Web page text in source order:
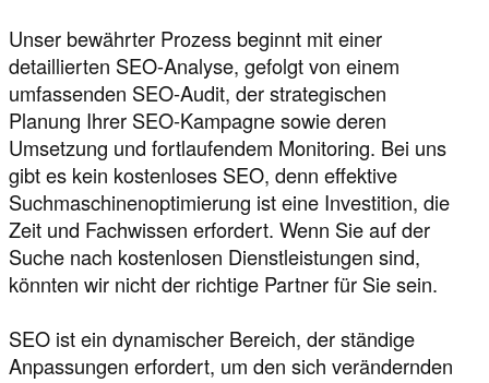
Unser bewährter Prozess beginnt mit einer
detaillierten SEO-Analyse, gefolgt von einem
umfassenden SEO-Audit, der strategischen
Planung Ihrer SEO-Kampagne sowie deren
Umsetzung und fortlaufendem Monitoring. Bei uns
gibt es kein kostenloses SEO, denn effektive
Suchmaschinenoptimierung ist eine Investition, die
Zeit und Fachwissen erfordert. Wenn Sie auf der
Suche nach kostenlosen Dienstleistungen sind,
könnten wir nicht der richtige Partner für Sie sein.
SEO ist ein dynamischer Bereich, der ständige
Anpassungen erfordert, um den sich verändernden